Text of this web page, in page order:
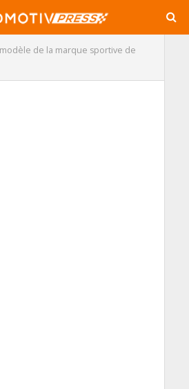
de la marque sportive de